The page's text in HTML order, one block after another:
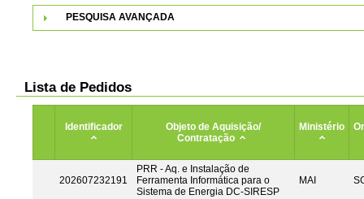
PESQUISA AVANÇADA
Lista de Pedidos
Identificador
Objeto de Aquisição/
Contratação
Ministério
202607232191
PRR - Aq. e Instalação de
Ferramenta Informática para o
Sistema de Energia DC-SIRESP
MAI